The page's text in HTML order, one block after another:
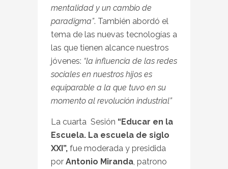
mentalidad y un cambio de
paradigma”. También abordó el
tema de las nuevas tecnologías a
las que tienen alcance nuestros
jóvenes: “la influencia de las redes
sociales en nuestros hijos es
equiparable a la que tuvo en su
momento al revolución industrial”
La cuarta Sesión “Educar en la
Escuela. La escuela de siglo
XXI”, fue moderada y presidida
por Antonio Miranda, patrono